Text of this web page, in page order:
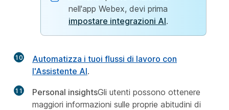
nell'app Webex, devi prima
impostare integrazioni AI.
10
Automatizza i tuoi flussi di lavoro con
l'Assistente AI.
11 Personal insightsGli utenti possono ottenere
maggiori informazioni sulle proprie abitudini di